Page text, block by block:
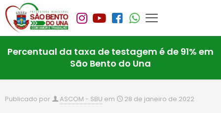
Percentual da taxa de testagem é de 91% em
São Bento do Una
Publicado por ASCOM - SBU em 28 de janeiro de 2022